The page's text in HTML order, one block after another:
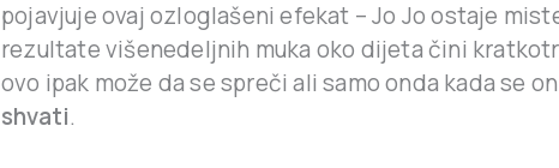
pojavjuje ovaj ozloglašeni efekat – Jo Jo ostaje
rezultate višenedeljnih muka oko dijeta čini
ovo ipak može da se spreči ali samo onda kada se
shvati.